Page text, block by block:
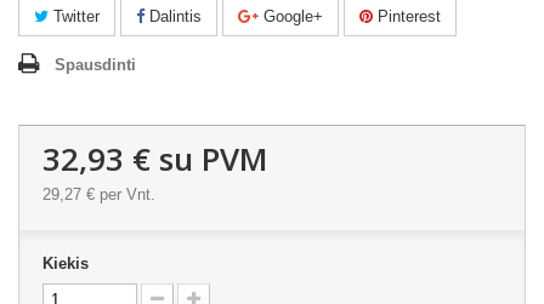
Twitter Dalintis Google+ Pinterest
Spausdinti
32,93 € su PVM
29,27 € per Vnt.
Kiekis